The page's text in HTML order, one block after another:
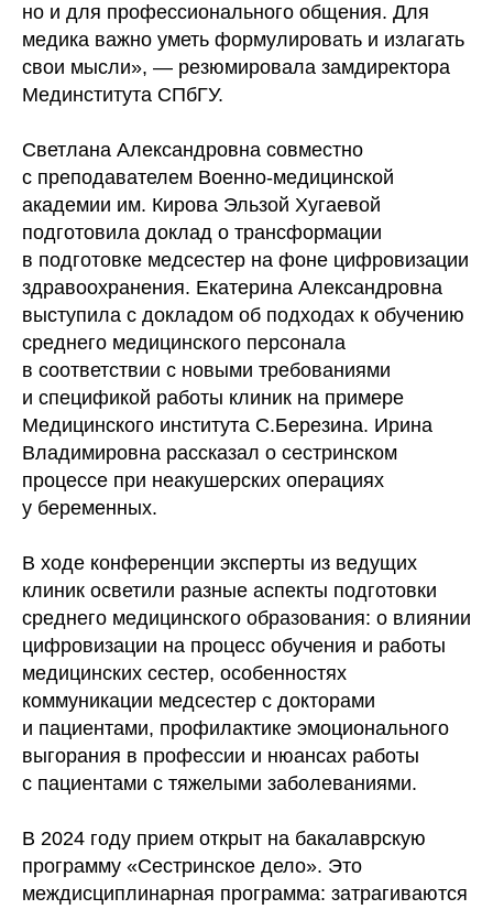
но и для профессионального общения. Для
медика важно уметь формулировать и излагать
свои мысли», — резюмировала замдиректора
Мединститута СПбГУ.
Светлана Александровна совместно
с преподавателем Военно-медицинской
академии им. Кирова Эльзой Хугаевой
подготовила доклад о трансформации
в подготовке медсестер на фоне цифровизации
здравоохранения. Екатерина Александровна
выступила с докладом об подходах к обучению
среднего медицинского персонала
в соответствии с новыми требованиями
и спецификой работы клиник на примере
Медицинского института С.Березина. Ирина
Владимировна рассказал о сестринском
процессе при неакушерских операциях
у беременных.
В ходе конференции эксперты из ведущих
клиник осветили разные аспекты подготовки
среднего медицинского образования: о влиянии
цифровизации на процесс обучения и работы
медицинских сестер, особенностях
коммуникации медсестер с докторами
и пациентами, профилактике эмоционального
выгорания в профессии и нюансах работы
с пациентами с тяжелыми заболеваниями.
В 2024 году прием открыт на бакалаврскую
программу «Сестринское дело». Это
междисциплинарная программа: затрагиваются